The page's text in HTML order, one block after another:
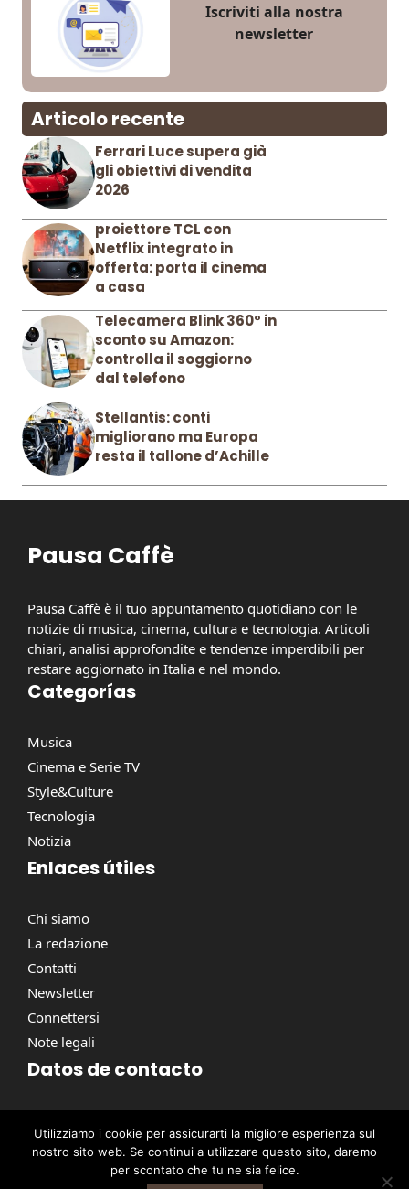
Iscriviti alla nostra
newsletter
Articolo recente
Ferrari Luce supera già
gli obiettivi di vendita
2026
proiettore TCL con
Netflix integrato in
offerta: porta il cinema
a casa
Telecamera Blink 360° in
sconto su Amazon:
controlla il soggiorno
dal telefono
Stellantis: conti
migliorano ma Europa
resta il tallone d’Achille
Pausa Caffè
Pausa Caffè è il tuo appuntamento quotidiano con le
notizie di musica, cinema, cultura e tecnologia. Articoli
chiari, analisi approfondite e tendenze imperdibili per
restare aggiornato in Italia e nel mondo.
Categorías
Musica
Cinema e Serie TV
Style&Culture
Tecnologia
Notizia
Enlaces útiles
Chi siamo
La redazione
Contatti
Newsletter
Connettersi
Note legali
Datos de contacto
contact@pausacaffe.net
+39 06 9453 2781
Utilizziamo i cookie per assicurarti la migliore esperienza sul
nostro sito web. Se continui a utilizzare questo sito, daremo
per scontato che tu ne sia felice.